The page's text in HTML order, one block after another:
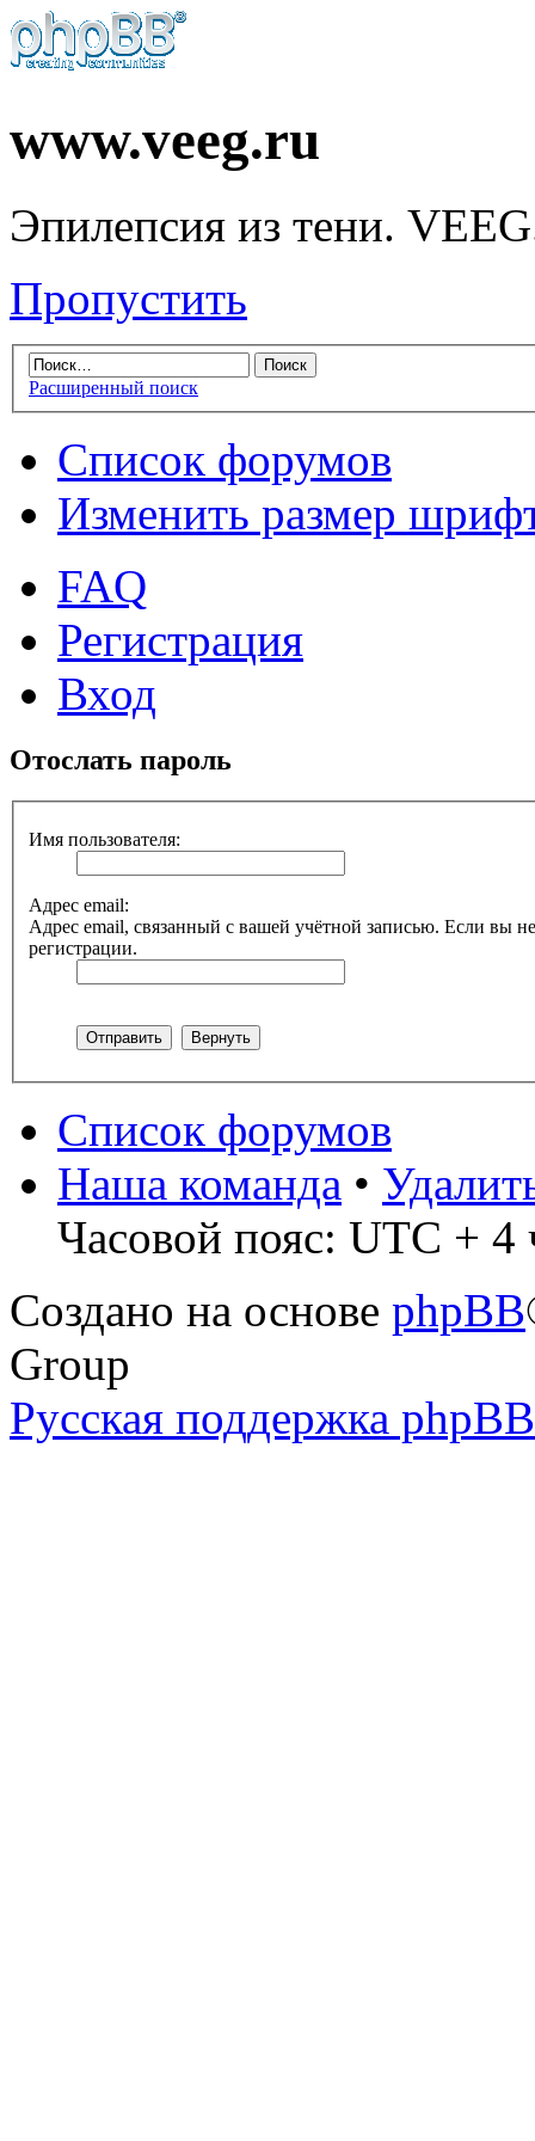
www.veeg.ru
Эпилепсия из тени.
Пропустить
Расширенный поиск
Список форумов
Изменить размер
FAQ
Регистрация
Вход
Отослать пароль
Имя пользователя:
Адрес email:
Адрес email, связанный с вашей учётной записью. Если вы
регистрации.
Список форумов
Наша команда •
Часовой пояс: UTC + 4
Создано на основе phpBB
Group
Русская поддержка phpBB